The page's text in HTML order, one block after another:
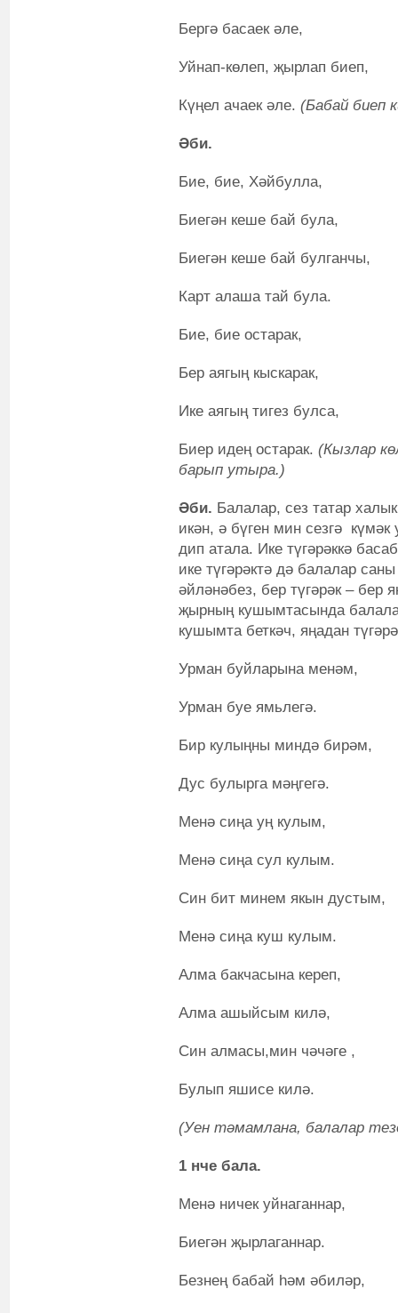
Бергә басаек әле,
Уйнап-көлеп, җырлап биеп,
Күңел ачаек әле. (Бабай биеп
Әби.
Бие, бие, Хәйбулла,
Биегән кеше бай була,
Биегән кеше бай булганчы,
Карт алаша тай була.
Бие, бие остарак,
Бер аягың кыскарак,
Ике аягың тигез булса,
Биер идең остарак. (Кызлар
барып утыра.)
Әби. Балалар, сез татар
икән, ә бүген мин сезгә
дип атала. Ике түгәрәккә
ике түгәрәктә дә балалар
әйләнәбез, бер түгәрәк – бер
җырның кушымтасында
кушымта беткәч, яңадан
Урман буйларына менәм,
Урман буе ямьлегә.
Бир кулыңны миндә бирәм,
Дус булырга мәңгегә.
Менә сиңа уң кулым,
Менә сиңа сул кулым.
Син бит минем якын дустым,
Менә сиңа куш кулым.
Алма бакчасына кереп,
Алма ашыйсым килә,
Син алмасы,мин чәчәге ,
Булып яшисе килә.
(Уен тәмамлана, балалар
1 нче бала.
Менә ничек уйнаганнар,
Биегән җырлаганнар.
Безнең бабай һәм әбиләр,